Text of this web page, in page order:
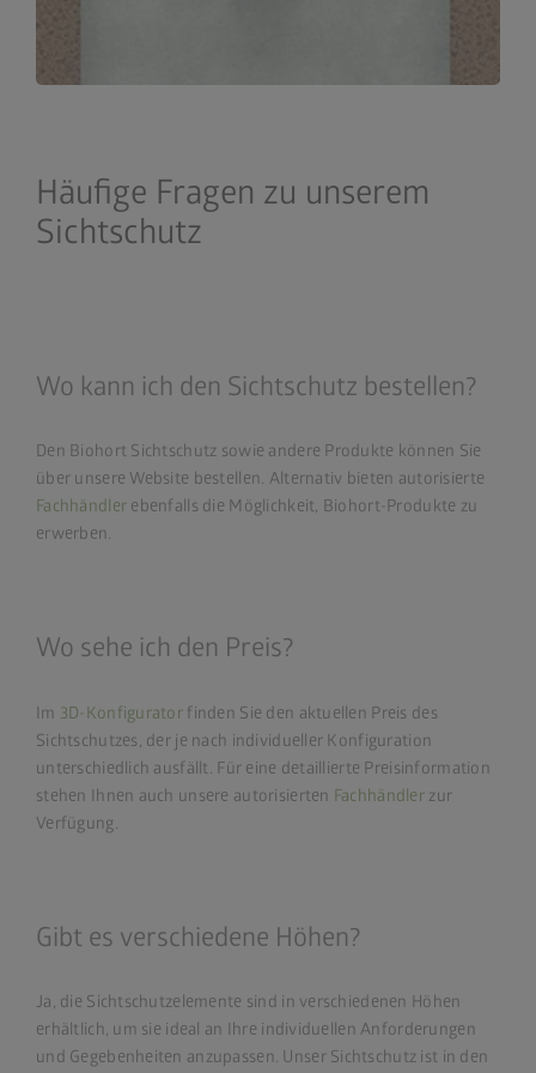
Häufige Fragen zu unserem
Sichtschutz
Wo kann ich den Sichtschutz bestellen?
Den Biohort Sichtschutz sowie andere Produkte können Sie
über unsere Website bestellen. Alternativ bieten autorisierte
Fachhändler ebenfalls die Möglichkeit, Biohort-Produkte zu
erwerben.
Wo sehe ich den Preis?
Im 3D-Konfigurator finden Sie den aktuellen Preis des
Sichtschutzes, der je nach individueller Konfiguration
unterschiedlich ausfällt. Für eine detaillierte Preisinformation
stehen Ihnen auch unsere autorisierten Fachhändler zur
Verfügung.
Gibt es verschiedene Höhen?
Ja, die Sichtschutzelemente sind in verschiedenen Höhen
erhältlich, um sie ideal an Ihre individuellen Anforderungen
und Gegebenheiten anzupassen. Unser Sichtschutz ist in den